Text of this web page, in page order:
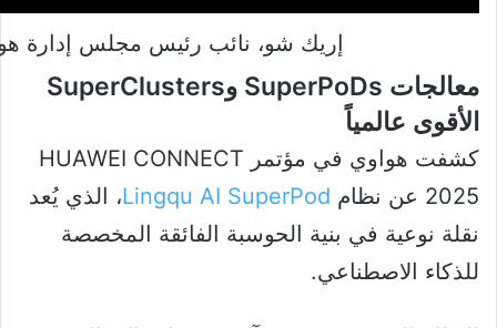
إريك شو، نائب رئيس مجلس إدارة
معالجات SuperPoDs وSuperClusters
الأقوى عالمياً
كشفت هواوي في مؤتمر HUAWEI CONNECT
2025 عن نظام
Lingqu AI SuperPod، الذي يُعد
نقلة نوعية في بنية الحوسبة الفائقة المخصصة
للذكاء الاصطناعي.